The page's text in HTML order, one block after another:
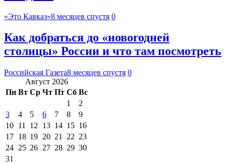
«Это Кавказ»8 месяцев спустя 0
Как добраться до «новогодней
столицы» России и что там посмотреть
Российская Газета8 месяцев спустя 0
Август 2026
Пн Вт Ср Чт Пт Сб Вс
1
2
3
4 5 6 7 8
9
10 11 12 13 14 15 16
17 18 19 20 21 22 23
24 25 26 27 28 29 30
31